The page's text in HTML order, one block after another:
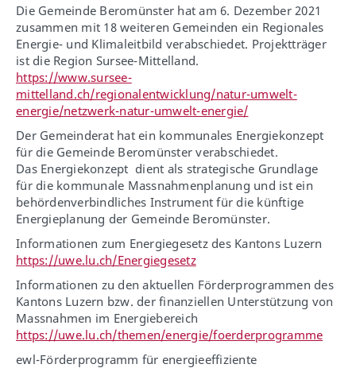
Die Gemeinde Beromünster hat am 6. Dezember 2021
zusammen mit 18 weiteren Gemeinden ein Regionales
Energie- und Klimaleitbild verabschiedet. Projektträger
ist die Region Sursee-Mittelland.
https://www.sursee-
mittelland.ch/regionalentwicklung/natur-umwelt-
energie/netzwerk-natur-umwelt-energie/
Der Gemeinderat hat ein kommunales Energiekonzept
für die Gemeinde Beromünster verabschiedet.
Das Energiekonzept dient als strategische Grundlage
für die kommunale Massnahmenplanung und ist ein
behördenverbindliches Instrument für die künftige
Energieplanung der Gemeinde Beromünster.
Informationen zum Energiegesetz des Kantons Luzern
https://uwe.lu.ch/Energiegesetz
Informationen zu den aktuellen Förderprogrammen des
Kantons Luzern bzw. der finanziellen Unterstützung von
Massnahmen im Energiebereich
https://uwe.lu.ch/themen/energie/foerderprogramme
ewl-Förderprogramm für energieeffiziente